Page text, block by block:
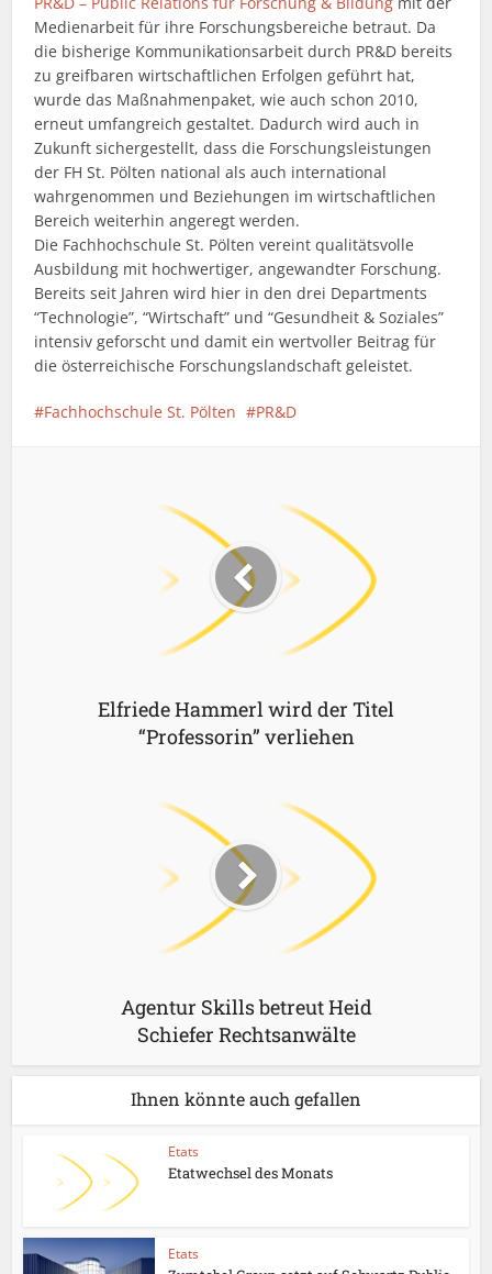
Medienarbeit für ihre Forschungsbereiche betraut. Da
die bisherige Kommunikationsarbeit durch PR&D bereits
zu greifbaren wirtschaftlichen Erfolgen geführt hat,
wurde das Maßnahmenpaket, wie auch schon 2010,
erneut umfangreich gestaltet. Dadurch wird auch in
Zukunft sichergestellt, dass die Forschungsleistungen
der FH St. Pölten national als auch international
wahrgenommen und Beziehungen im wirtschaftlichen
Bereich weiterhin angeregt werden.
Die Fachhochschule St. Pölten vereint qualitätsvolle
Ausbildung mit hochwertiger, angewandter Forschung.
Bereits seit Jahren wird hier in den drei Departments
“Technologie”, “Wirtschaft” und “Gesundheit & Soziales”
intensiv geforscht und damit ein wertvoller Beitrag für
die österreichische Forschungslandschaft geleistet.
Fachhochschule St. Pölten PR&D
Elfriede Hammerl wird der Titel
“Professorin” verliehen
Agentur Skills betreut Heid
Schiefer Rechtsanwälte
Ihnen könnte auch gefallen
Etats
Etatwechsel des Monats
Etats